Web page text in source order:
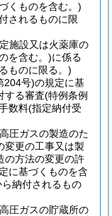
くものを含む。)
されるものに限
施設又は火薬庫の
を含む。)に係る
ものに限る。)
204号)の規定に基
する審査(特例条例
数料(指定納付受
圧ガスの製造のた
変更の工事又は製
の方法の変更の許
に基づくものを含
納付されるもの
圧ガスの貯蔵所の